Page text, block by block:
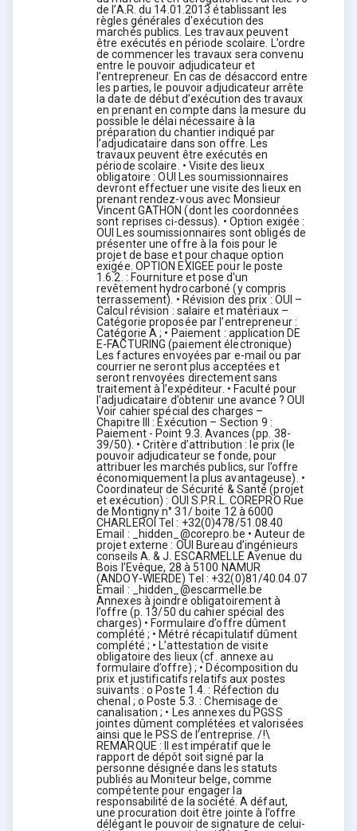
de l’A.R. du 14.01.2013 établissant les
règles générales d'exécution des
marchés publics. Les travaux peuvent
être exécutés en période scolaire. L’ordre
de commencer les travaux sera convenu
entre le pouvoir adjudicateur et
l’entrepreneur. En cas de désaccord entre
les parties, le pouvoir adjudicateur arrête
la date de début d’exécution des travaux
en prenant en compte dans la mesure du
possible le délai nécessaire à la
préparation du chantier indiqué par
l’adjudicataire dans son offre. Les
travaux peuvent être exécutés en
période scolaire. • Visite des lieux
obligatoire : OUI Les soumissionnaires
devront effectuer une visite des lieux en
prenant rendez-vous avec Monsieur
Vincent GATHON (dont les coordonnées
sont reprises ci-dessus). • Option exigée :
OUI Les soumissionnaires sont obligés de
présenter une offre à la fois pour le
projet de base et pour chaque option
exigée. OPTION EXIGEE pour le poste
1.6.2. : Fourniture et pose d'un
revêtement hydrocarboné (y compris
terrassement). • Révision des prix : OUI –
Calcul révision : salaire et matériaux –
Catégorie proposée par l’entrepreneur :
Catégorie A ; • Paiement : application DE
E-FACTURING (paiement électronique)
Les factures envoyées par e-mail ou par
courrier ne seront plus acceptées et
seront renvoyées directement sans
traitement à l’expéditeur. • Faculté pour
l'adjudicataire d’obtenir une avance ? OUI
Voir cahier spécial des charges –
Chapitre III : Exécution – Section 9 :
Paiement - Point 9.3. Avances (pp. 38-
39/50). • Critère d’attribution : le prix (le
pouvoir adjudicateur se fonde, pour
attribuer les marchés publics, sur l’offre
économiquement la plus avantageuse). •
Coordinateur de Sécurité & Santé (projet
et exécution) : OUI S.P.R.L. COREPRO Rue
de Montigny n° 31/ boite 12 à 6000
CHARLEROI Tel : +32(0)478/51.08.40
Email : _hidden_@corepro.be • Auteur de
projet externe : OUI Bureau d’ingénieurs
conseils A. & J. ESCARMELLE Avenue du
Bois l’Evêque, 28 à 5100 NAMUR
(ANDOY-WIERDE) Tel : +32(0)81/40.04.07
Email : _hidden_@escarmelle.be
Annexes à joindre obligatoirement à
l’offre (p. 13/50 du cahier spécial des
charges) • Formulaire d’offre dûment
complété ; • Métré récapitulatif dûment
complété ; • L’attestation de visite
obligatoire des lieux (cf. annexe au
formulaire d’offre) ; • Décomposition du
prix et justificatifs relatifs aux postes
suivants : o Poste 1.4. : Réfection du
chenal ; o Poste 5.3. : Chemisage de
canalisation ; • Les annexes du PGSS
jointes dûment complétées et valorisées
ainsi que le PSS de l’entreprise. /!\
REMARQUE : Il est impératif que le
rapport de dépôt soit signé par la
personne désignée dans les statuts
publiés au Moniteur belge, comme
compétente pour engager la
responsabilité de la société. A défaut,
une procuration doit être jointe à l’offre
délégant le pouvoir de signature de celui-